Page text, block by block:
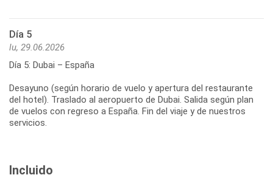
Día 5
lu, 29.06.2026
Día 5: Dubai – España
Desayuno (según horario de vuelo y apertura del restaurante
del hotel). Traslado al aeropuerto de Dubai. Salida según plan
de vuelos con regreso a España. Fin del viaje y de nuestros
servicios.
Incluido